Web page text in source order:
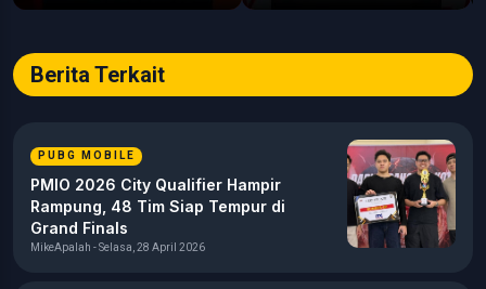
Berita Terkait
PUBG MOBILE
PMIO 2026 City Qualifier Hampir
Rampung, 48 Tim Siap Tempur di
Grand Finals
MikeApalah - Selasa, 28 April 2026